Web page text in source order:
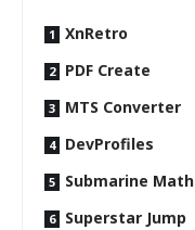
XnRetro
PDF Create
MTS Converter
DevProfiles
Submarine Math
Superstar Jump